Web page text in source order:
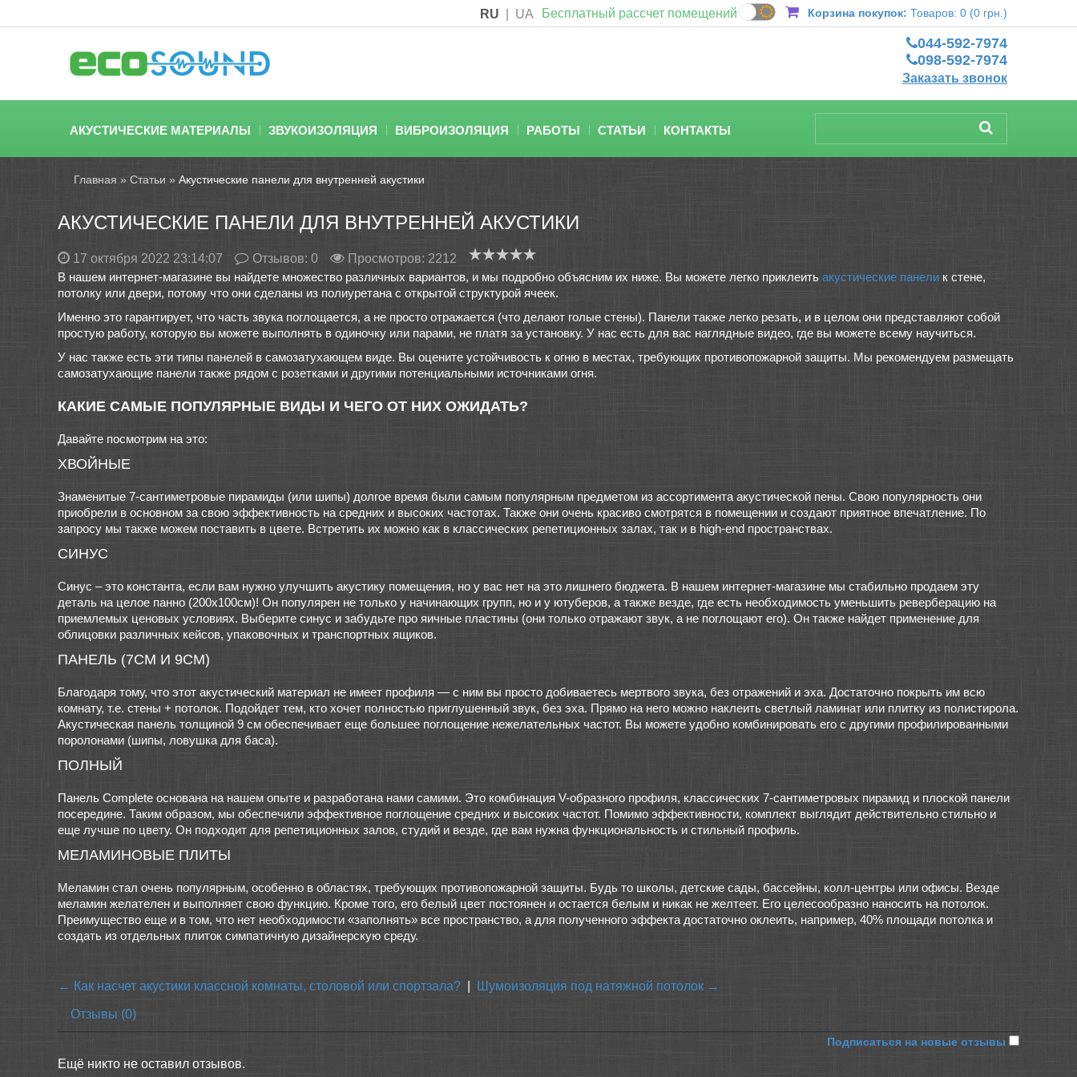
RU UA Бесплатный рассчет помещений Корзина покупок: Товаров: 0 (0 грн.)
044-592-7974
098-592-7974
Заказать звонок
АКУСТИЧЕСКИЕ МАТЕРИАЛЫ ЗВУКОИЗОЛЯЦИЯ ВИБРОИЗОЛЯЦИЯ РАБОТЫ СТАТЬИ КОНТАКТЫ
Главная » Статьи » Акустические панели для внутренней акустики
АКУСТИЧЕСКИЕ ПАНЕЛИ ДЛЯ ВНУТРЕННЕЙ АКУСТИКИ
17 октября 2022 23:14:07 Отзывов: 0
Просмотров: 2212
В нашем интернет-магазине вы найдете множество различных вариантов, и мы подробно объясним их ниже. Вы можете легко приклеить акустические панели к стене,
потолку или двери, потому что они сделаны из полиуретана с открытой структурой ячеек.
Именно это гарантирует, что часть звука поглощается, а не просто отражается (что делают голые стены). Панели также легко резать, и в целом они представляют собой
простую работу, которую вы можете выполнять в одиночку или парами, не платя за установку. У нас есть для вас наглядные видео, где вы можете всему научиться.
У нас также есть эти типы панелей в самозатухающем виде. Вы оцените устойчивость к огню в местах, требующих противопожарной защиты. Мы рекомендуем размещать
самозатухающие панели также рядом с розетками и другими потенциальными источниками огня.
КАКИЕ САМЫЕ ПОПУЛЯРНЫЕ ВИДЫ И ЧЕГО ОТ НИХ ОЖИДАТЬ?
Давайте посмотрим на это:
ХВОЙНЫЕ
Знаменитые 7-сантиметровые пирамиды (или шипы) долгое время были самым популярным предметом из ассортимента акустической пены. Свою популярность они
приобрели в основном за свою эффективность на средних и высоких частотах. Также они очень красиво смотрятся в помещении и создают приятное впечатление. По
запросу мы также можем поставить в цвете. Встретить их можно как в классических репетиционных залах, так и в high-end пространствах.
СИНУС
Синус – это константа, если вам нужно улучшить акустику помещения, но у вас нет на это лишнего бюджета. В нашем интернет-магазине мы стабильно продаем эту
деталь на целое панно (200х100см)! Он популярен не только у начинающих групп, но и у ютуберов, а также везде, где есть необходимость уменьшить реверберацию на
приемлемых ценовых условиях. Выберите синус и забудьте про яичные пластины (они только отражают звук, а не поглощают его). Он также найдет применение для
облицовки различных кейсов, упаковочных и транспортных ящиков.
ПАНЕЛЬ (7СМ И 9СМ)
Благодаря тому, что этот акустический материал не имеет профиля — с ним вы просто добиваетесь мертвого звука, без отражений и эха. Достаточно покрыть им всю
комнату, т.е. стены + потолок. Подойдет тем, кто хочет полностью приглушенный звук, без эха. Прямо на него можно наклеить светлый ламинат или плитку из полистирола.
Акустическая панель толщиной 9 см обеспечивает еще большее поглощение нежелательных частот. Вы можете удобно комбинировать его с другими профилированными
поролонами (шипы, ловушка для баса).
ПОЛНЫЙ
Панель Complete основана на нашем опыте и разработана нами самими. Это комбинация V-образного профиля, классических 7-сантиметровых пирамид и плоской панели
посередине. Таким образом, мы обеспечили эффективное поглощение средних и высоких частот. Помимо эффективности, комплект выглядит действительно стильно и
еще лучше по цвету. Он подходит для репетиционных залов, студий и везде, где вам нужна функциональность и стильный профиль.
МЕЛАМИНОВЫЕ ПЛИТЫ
Меламин стал очень популярным, особенно в областях, требующих противопожарной защиты. Будь то школы, детские сады, бассейны, колл-центры или офисы. Везде
меламин желателен и выполняет свою функцию. Кроме того, его белый цвет постоянен и остается белым и никак не желтеет. Его целесообразно наносить на потолок.
Преимущество еще и в том, что нет необходимости «заполнять» все пространство, а для полученного эффекта достаточно оклеить, например, 40% площади потолка и
создать из отдельных плиток симпатичную дизайнерскую среду.
← Как насчет акустики классной комнаты, столовой или спортзала? Шумоизоляция под натяжной потолок →
Отзывы (0)
Подписаться на новые отзывы
Ещё никто не оставил отзывов.